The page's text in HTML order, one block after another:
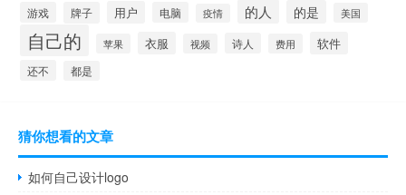
游戏 牌子 用户 电脑 疫情 的人 的是 美国
自己的 苹果 衣服 视频 诗人 费用 软件
还不 都是
猜你想看的文章
如何自己设计logo